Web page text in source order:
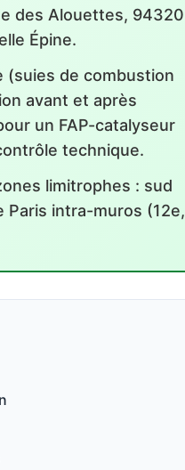
des Alouettes, 94320
Épine.
(suies de combustion
avant et après
un FAP-catalyseur
technique.
limitrophes : sud
Paris intra-muros (12e,